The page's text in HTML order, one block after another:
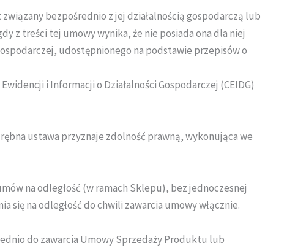
bezpośrednio z jej działalnością gospodarczą lub
z treści tej umowy wynika, że nie posiada ona dla niej
udostępnionego na podstawie przepisów o
i Informacji o Działalności Gospodarczej (CEIDG)
ustawa przyznaje zdolność prawną, wykonująca we
na odległość (w ramach Sklepu), bez jednoczesnej
na odległość do chwili zawarcia umowy włącznie.
do zawarcia Umowy Sprzedaży Produktu lub